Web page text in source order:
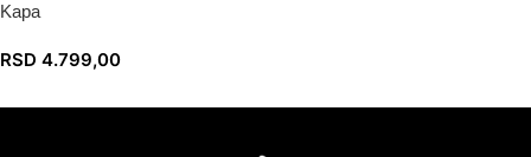
Kapa
RSD 4.799,00